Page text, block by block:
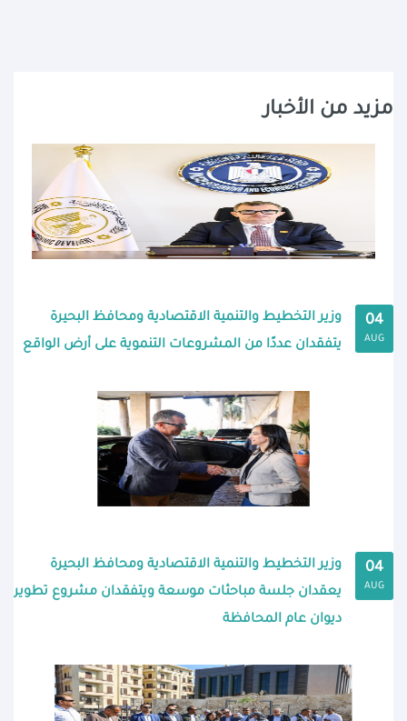
مزيد من الأخبار
04
AUG
وزير التخطيط والتنمية الاقتصادية ومحافظ البحيرة
يتفقدان عددًا من المشروعات التنموية على أرض الواقع
04
AUG
وزير التخطيط والتنمية الاقتصادية ومحافظ البحيرة
يعقدان جلسة مباحثات موسعة ويتفقدان مشروع تطوير
ديوان عام المحافظة